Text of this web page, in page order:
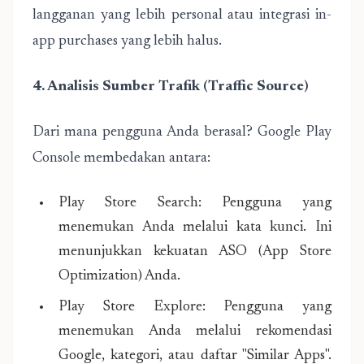
langganan yang lebih personal atau integrasi in-
app purchases yang lebih halus.
4. Analisis Sumber Trafik (Traffic Source)
Dari mana pengguna Anda berasal? Google Play
Console membedakan antara:
Play Store Search: Pengguna yang
menemukan Anda melalui kata kunci. Ini
menunjukkan kekuatan ASO (App Store
Optimization) Anda.
Play Store Explore: Pengguna yang
menemukan Anda melalui rekomendasi
Google, kategori, atau daftar "Similar Apps".